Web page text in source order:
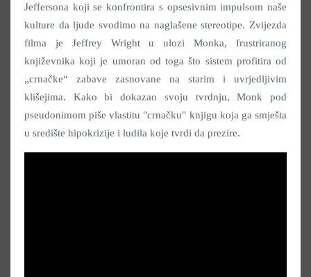
Jeffersona koji se konfrontira s opsesivnim impulsom naše
kulture da ljude svodimo na naglašene stereotipe. Zvijezda
filma je Jeffrey Wright u ulozi Monka, frustriranog
književnika koji je umoran od toga što sistem profitira od
„crnačke“ zabave zasnovane na starim i uvrjedljivim
klišejima. Kako bi dokazao svoju tvrdnju, Monk pod
pseudonimom piše vlastitu "crnačku" knjigu koja ga smješta
u središte hipokrizije i ludila koje tvrdi da prezire.